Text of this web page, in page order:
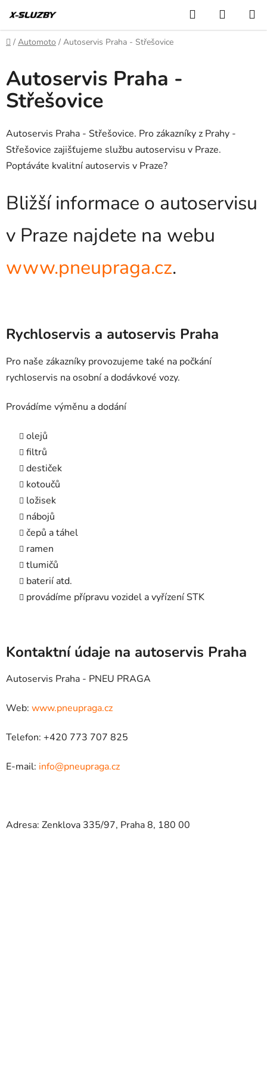
na
obsah
Hledat
KOŠÍK
Domů
/ Automoto / Autoservis Praha - Střešovice
Autoservis Praha -
Střešovice
Autoservis Praha - Střešovice. Pro zákazníky z Prahy -
Střešovice zajišťujeme službu autoservisu v Praze.
Poptáváte kvalitní autoservis v Praze?
Bližší informace o autoservisu
v Praze najdete na webu
www.pneupraga.cz.
Rychloservis a autoservis Praha
Pro naše zákazníky provozujeme také na počkání
rychloservis na osobní a dodávkové vozy.
Provádíme výměnu a dodání
olejů
filtrů
destiček
kotoučů
ložisek
nábojů
čepů a táhel
ramen
tlumičů
baterií atd.
provádíme přípravu vozidel a vyřízení STK
Kontaktní údaje na autoservis Praha
Autoservis Praha - PNEU PRAGA
Web: www.pneupraga.cz
Telefon: +420 773 707 825
E-mail: info@pneupraga.cz
Adresa: Zenklova 335/97, Praha 8, 180 00